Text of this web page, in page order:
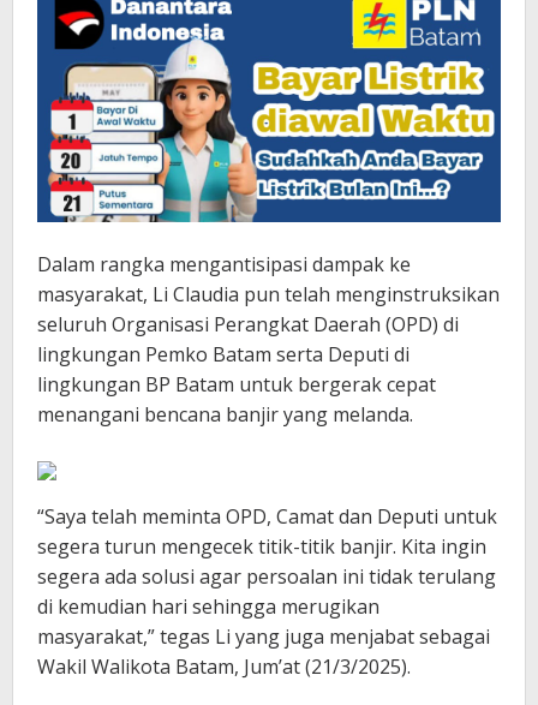
Dalam rangka mengantisipasi dampak ke
masyarakat, Li Claudia pun telah menginstruksikan
seluruh Organisasi Perangkat Daerah (OPD) di
lingkungan Pemko Batam serta Deputi di
lingkungan BP Batam untuk bergerak cepat
menangani bencana banjir yang melanda.
“Saya telah meminta OPD, Camat dan Deputi untuk
segera turun mengecek titik-titik banjir. Kita ingin
segera ada solusi agar persoalan ini tidak terulang
di kemudian hari sehingga merugikan
masyarakat,” tegas Li yang juga menjabat sebagai
Wakil Walikota Batam, Jum’at (21/3/2025).